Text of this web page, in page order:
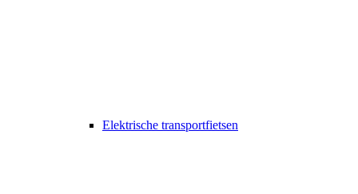
Elektrische transportfietsen